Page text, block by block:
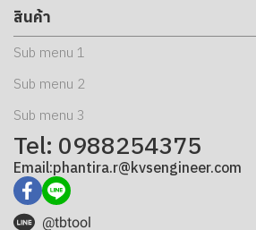
สินค้า
Sub menu 1
Sub menu 2
Sub menu 3
Tel: 0988254375
Email:phantira.r@kvsengineer.com
@tbtool